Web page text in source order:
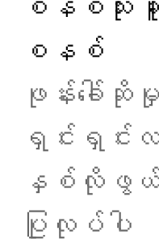
စနစ်သုံး
စနစ်
ဖုန်းခေါ်ဆိုမှု
ရှင်းရှင်း
နှစ်လိုဖွယ်က
ပြုလုပ်ပါ